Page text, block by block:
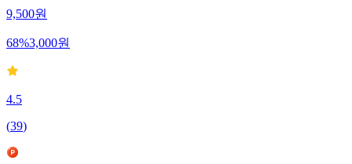
9,500원
68%3,000원
4.5
(39)